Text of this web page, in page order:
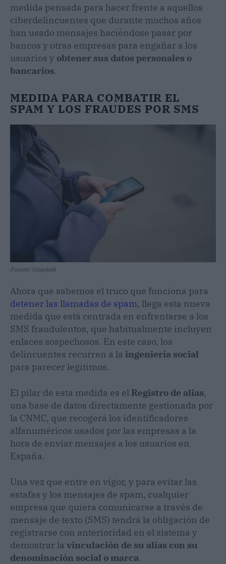
medida pensada para hacer frente a aquellos
ciberdelincuentes que durante muchos años
han usado mensajes haciéndose pasar por
bancos y otras empresas para engañar a los
usuarios y obtener sus datos personales o
bancarios.
MEDIDA PARA COMBATIR EL
SPAM Y LOS FRAUDES POR SMS
Fuente: Unsplash
Ahora que sabemos el truco que funciona para
detener las llamadas de spam, llega esta nueva
medida que está centrada en enfrentarse a los
SMS fraudulentos, que habitualmente incluyen
enlaces sospechosos. En este caso, los
delincuentes recurren a la ingeniería social
para parecer legítimos.
El pilar de esta medida es el Registro de alias,
una base de datos directamente gestionada por
la CNMC, que recogerá los identificadores
alfanuméricos usados por las empresas a la
hora de enviar mensajes a los usuarios en
España.
Una vez que entre en vigor, y para evitar las
estafas y los mensajes de spam, cualquier
empresa que quiera comunicarse a través de
mensaje de texto (SMS) tendrá la obligación de
registrarse con anterioridad en el sistema y
demostrar la vinculación de su alias con su
denominación social o marca.